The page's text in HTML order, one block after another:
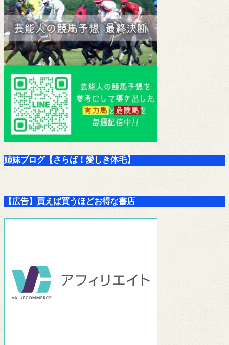
姉妹ブログ【さらば！愛しき体毛】
【広告】買えば買うほどお得な書店